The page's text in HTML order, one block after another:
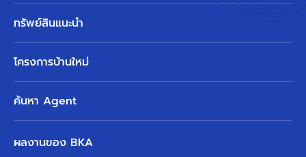
ทรัพย์สินแนะนำ
โครงการบ้านใหม่
ค้นหา Agent
ผลงานของ BKA